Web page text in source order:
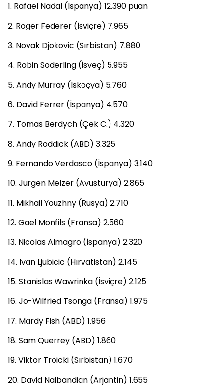
1. Rafael Nadal (İspanya) 12.390 puan
2. Roger Federer (İsviçre) 7.965
3. Novak Djokovic (Sırbistan) 7.880
4. Robin Soderling (İsveç) 5.955
5. Andy Murray (İskoçya) 5.760
6. David Ferrer (İspanya) 4.570
7. Tomas Berdych (Çek C.) 4.320
8. Andy Roddick (ABD) 3.325
9. Fernando Verdasco (İspanya) 3.140
10. Jurgen Melzer (Avusturya) 2.865
11. Mikhail Youzhny (Rusya) 2.710
12. Gael Monfils (Fransa) 2.560
13. Nicolas Almagro (İspanya) 2.320
14. Ivan Ljubicic (Hırvatistan) 2.145
15. Stanislas Wawrinka (İsviçre) 2.125
16. Jo-Wilfried Tsonga (Fransa) 1.975
17. Mardy Fish (ABD) 1.956
18. Sam Querrey (ABD) 1.860
19. Viktor Troicki (Sırbistan) 1.670
20. David Nalbandian (Arjantin) 1.655